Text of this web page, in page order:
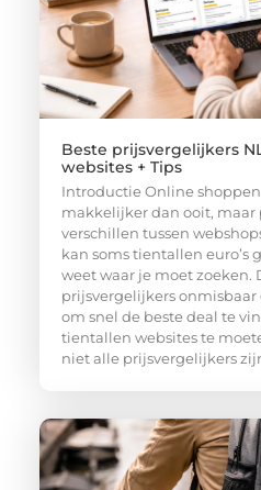
Beste prijsvergelijkers
websites + Tips
Introductie Online
makkelijker dan ooit,
verschillen tussen
kan soms tientallen euro’s
weet waar je moet zoeken.
prijsvergelijkers
om snel de beste deal te
tientallen websites te
niet alle prijsvergelijkers